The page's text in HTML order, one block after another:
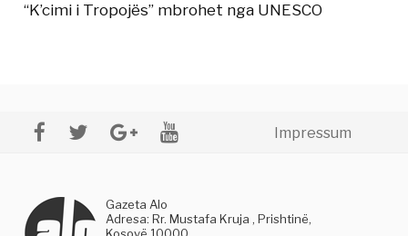
“K’cimi i Tropojës” mbrohet nga UNESCO
Impressum
Gazeta Alo
Adresa: Rr. Mustafa Kruja , Prishtinë,